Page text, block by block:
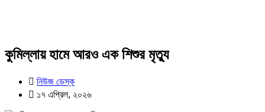
কুমিল্লায় হামে আরও এক শিশুর মৃত্যু
নিউজ ডেস্ক
১৭ এপ্রিল, ২০২৬